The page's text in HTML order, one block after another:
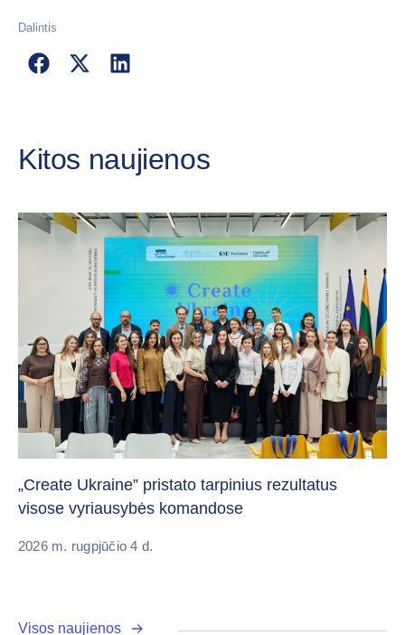
Dalintis
Kitos naujienos
„Create Ukraine” pristato tarpinius rezultatus
visose vyriausybės komandose
2026 m. rugpjūčio 4 d.
Visos naujienos